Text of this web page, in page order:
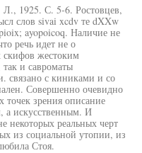
1925. С. 5-6. Ростовцев,
слов sivai xcdv те dXXw
ayopoicoq. Наличие не
речь идет не о
скифов жестоким
и савроматы
связано с киниками и со
Совершенно очевидно
точек зрения описание
а искусственным. И
некоторых реальных черт
из социальной утопии, из
Стоя.